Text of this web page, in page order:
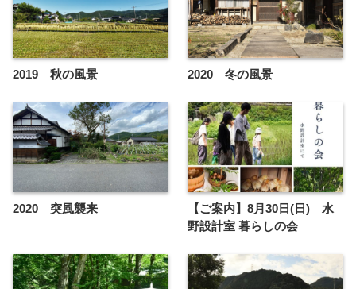
2019 秋の風景 2020 冬の風景
2020 突風襲来
【ご案内】8月30日(日) 水
野設計室 暮らしの会